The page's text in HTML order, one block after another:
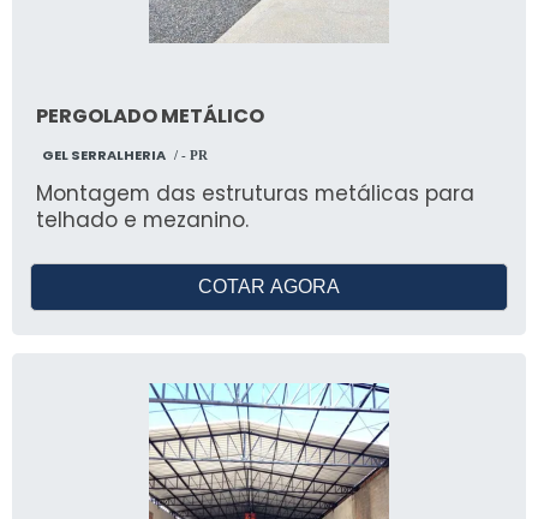
PERGOLADO METÁLICO
GEL SERRALHERIA / - PR
Montagem das estruturas metálicas para
telhado e mezanino.
COTAR AGORA